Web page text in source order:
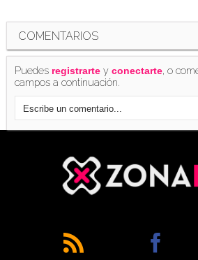
COMENTARIOS
Puedes registrarte yconectarte, o
campos a continuación.